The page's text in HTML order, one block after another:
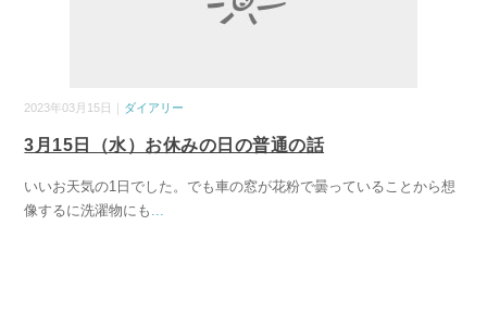
2023年03月15日｜ ダイアリー
3月15日（水）お休みの日の普通の話
いいお天気の1日でした。でも車の窓が花粉で曇っていることから想
像するに洗濯物にも ...